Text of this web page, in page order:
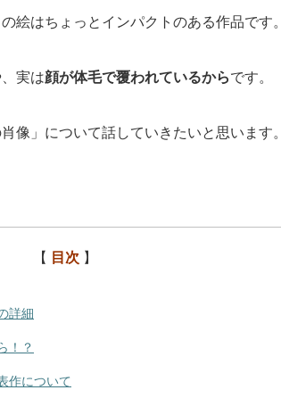
絵はちょっとインパクトのある作品です。
実は顔が体毛で覆われているからです。
像」について話していきたいと思います。
【 目次 】
詳細
！？
作について